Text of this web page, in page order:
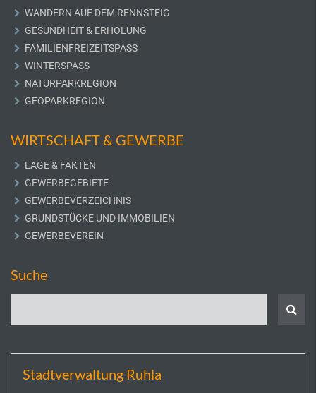
WANDERN AUF DEM RENNSTEIG
GESUNDHEIT & ERHOLUNG
FAMILIENFREIZEITSPASS
WINTERSPASS
NATURPARKREGION
GEOPARKREGION
WIRTSCHAFT & GEWERBE
LAGE & FAKTEN
GEWERBEGEBIETE
GEWERBEVERZEICHNIS
GRUNDSTÜCKE UND IMMOBILIEN
GEWERBEVEREIN
Suche
Stadtverwaltung Ruhla